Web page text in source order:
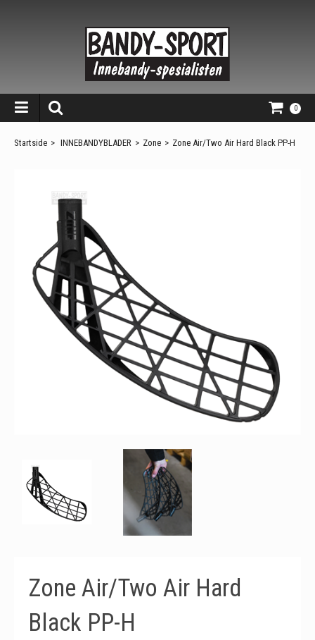
0
Startside > INNEBANDYBLADER > Zone > Zone Air/Two Air Hard Black PP-H
Zone Air/Two Air Hard
Black PP-H